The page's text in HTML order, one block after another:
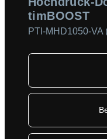
timBOOST
PTI-MHD1050-VA